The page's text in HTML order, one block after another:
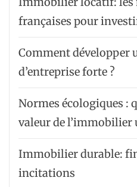
françaises pour
Comment développer
d’entreprise forte ?
Normes écologiques :
valeur de l’immobilier
Immobilier durable:
incitations